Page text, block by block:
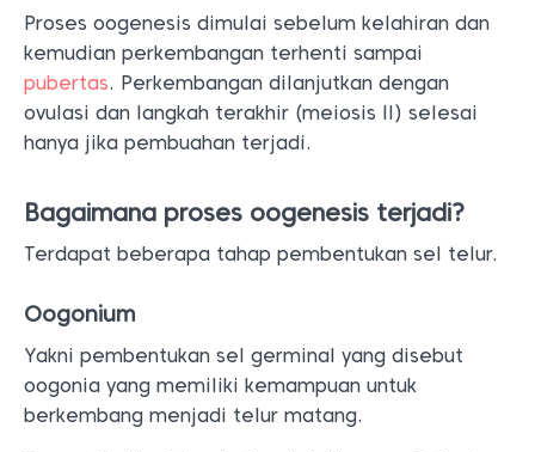
Proses oogenesis dimulai sebelum kelahiran dan
kemudian perkembangan terhenti sampai
pubertas. Perkembangan dilanjutkan dengan
ovulasi dan langkah terakhir (meiosis II) selesai
hanya jika pembuahan terjadi.
Bagaimana proses oogenesis terjadi?
Terdapat beberapa tahap pembentukan sel telur.
Oogonium
Yakni pembentukan sel germinal yang disebut
oogonia yang memiliki kemampuan untuk
berkembang menjadi telur matang.